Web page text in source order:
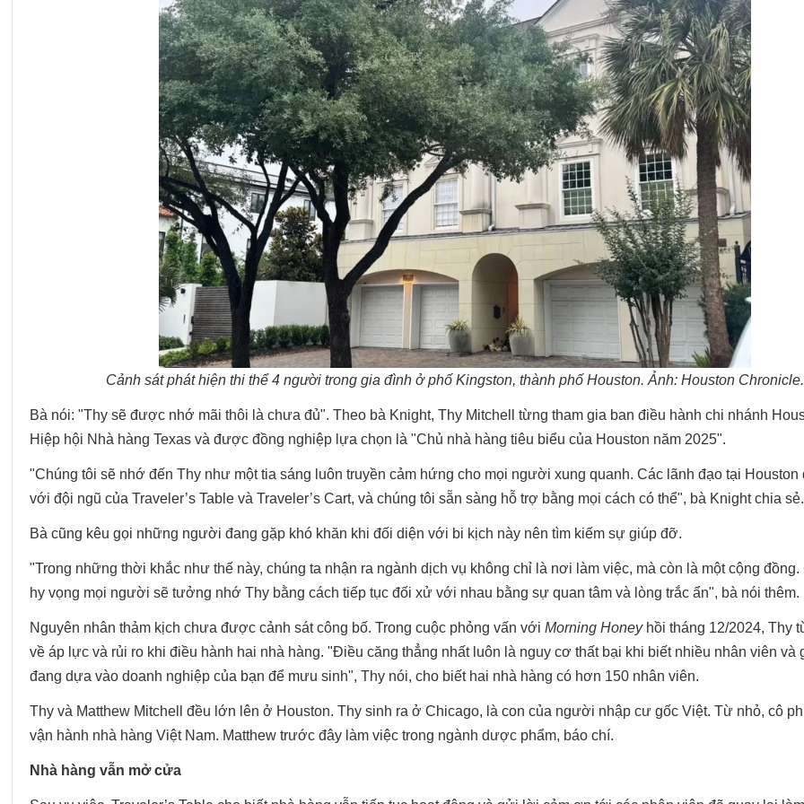
Cảnh sát phát hiện thi thể 4 người trong gia đình ở phố Kingston, thành phố Houston. Ảnh:Houston Chronicle.
Bà nói: "Thy sẽ được nhớ mãi thôi là chưa đủ". Theo bà Knight, Thy Mitchell từng tham gia ban điều hành chi nhánh
Hiệp hội Nhà hàng Texas và được đồng nghiệp lựa chọn là "Chủ nhà hàng tiêu biểu của Houston năm 2025".
"Chúng tôi sẽ nhớ đến Thy như một tia sáng luôn truyền cảm hứng cho mọi người xung quanh. Các lãnh đạo tại Houston
với đội ngũ của Traveler’s Table và Traveler’s Cart, và chúng tôi sẵn sàng hỗ trợ bằng mọi cách có thể", bà Knight chia sẻ.
Bà cũng kêu gọi những người đang gặp khó khăn khi đối diện với bi kịch này nên tìm kiếm sự giúp đỡ.
"Trong những thời khắc như thế này, chúng ta nhận ra ngành dịch vụ không chỉ là nơi làm việc, mà còn là một cộng đồng.
hy vọng mọi người sẽ tưởng nhớ Thy bằng cách tiếp tục đối xử với nhau bằng sự quan tâm và lòng trắc ẩn", bà nói thêm.
Nguyên nhân thảm kịch chưa được cảnh sát công bố. Trong cuộc phỏng vấn vớiMorning Honeyhồi tháng 12/2024, Thy
về áp lực và rủi ro khi điều hành hai nhà hàng. "Điều căng thẳng nhất luôn là nguy cơ thất bại khi biết nhiều nhân viên và
đang dựa vào doanh nghiệp của bạn để mưu sinh", Thy nói, cho biết hai nhà hàng có hơn 150 nhân viên.
Thy và Matthew Mitchell đều lớn lên ở Houston. Thy sinh ra ở Chicago, là con của người nhập cư gốc Việt. Từ nhỏ, cô
vận hành nhà hàng Việt Nam. Matthew trước đây làm việc trong ngành dược phẩm, báo chí.
Nhà hàng vẫn mở cửa